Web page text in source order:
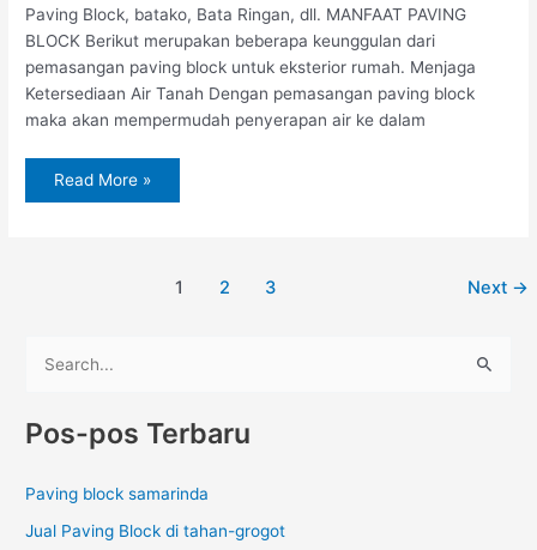
Paving Block, batako, Bata Ringan, dll. MANFAAT PAVING
BLOCK Berikut merupakan beberapa keunggulan dari
pemasangan paving block untuk eksterior rumah. Menjaga
Ketersediaan Air Tanah Dengan pemasangan paving block
maka akan mempermudah penyerapan air ke dalam
Read More »
1 2 3 Next →
r
u
n
Pos-pos Terbaru
Paving block samarinda
Jual Paving Block di tahan-grogot